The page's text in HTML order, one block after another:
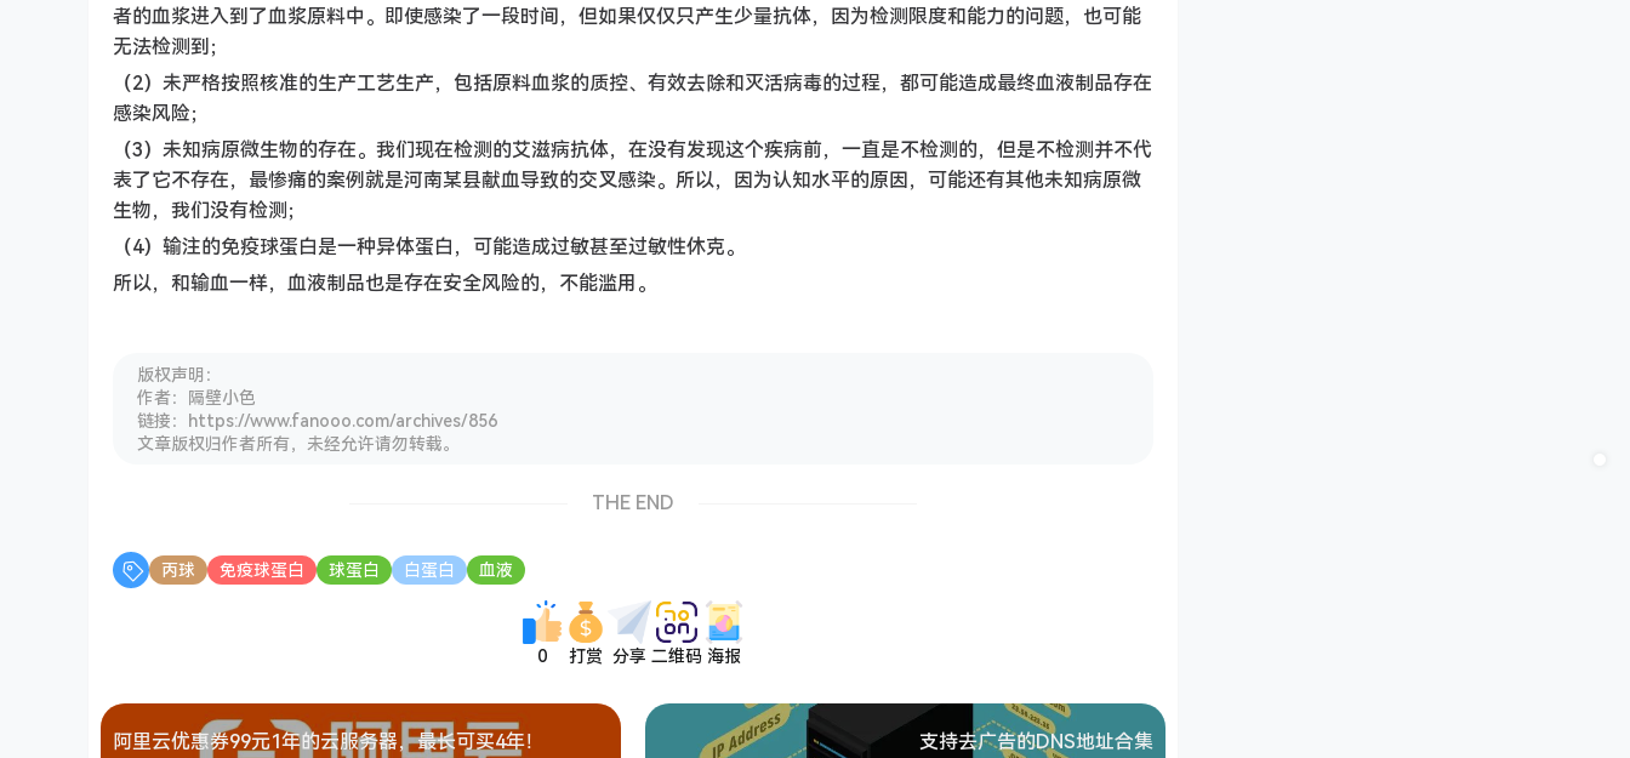
者的血浆进入到了血浆原料中。即使感染了一段时间，但如果仅仅只产生少量抗体，因为检测限度和能力的问题，也可能
无法检测到；
（2）未严格按照核准的生产工艺生产，包括原料血浆的质控、有效去除和灭活病毒的过程，都可能造成最终血液制品存在
感染风险；
（3）未知病原微生物的存在。我们现在检测的艾滋病抗体，在没有发现这个疾病前，一直是不检测的，但是不检测并不代
表了它不存在，最惨痛的案例就是河南某县献血导致的交叉感染。所以，因为认知水平的原因，可能还有其他未知病原微
生物，我们没有检测；
（4）输注的免疫球蛋白是一种异体蛋白，可能造成过敏甚至过敏性休克。
所以，和输血一样，血液制品也是存在安全风险的，不能滥用。
版权声明：
作者：隔壁小色
链接：https://www.fanooo.com/archives/856
文章版权归作者所有，未经允许请勿转载。
THE END
丙球 免疫球蛋白 球蛋白 白蛋白 血液
0 打赏 分享 二维码 海报
阿里云优惠券99元1年的云服务器，最长可买4年！
支持去广告的DNS地址合集